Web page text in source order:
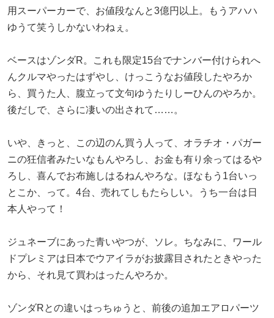
用スーパーカーで、お値段なんと3億円以上。もうアハハ
ゆうて笑うしかないわねぇ。
ベースはゾンダR。これも限定15台でナンバー付けられへ
んクルマやったはずやし、けっこうなお値段したやろか
ら、買うた人、腹立って文句ゆうたりしーひんのやろか。
後だしで、さらに凄いの出されて……。
いや、きっと、この辺のん買う人って、オラチオ・パガー
ニの狂信者みたいなもんやろし、お金も有り余ってはるや
ろし、喜んでお布施しはるねんやろな。ほなもう1台いっ
とこか、って。4台、売れてしもたらしい。うち一台は日
本人やって！
ジュネーブにあった青いやつが、ソレ。ちなみに、ワール
ドプレミアは日本でウアイラがお披露目されたときやった
から、それ見て買わはったんやろか。
ゾンダRとの違いはっちゅうと、前後の追加エアロパーツ